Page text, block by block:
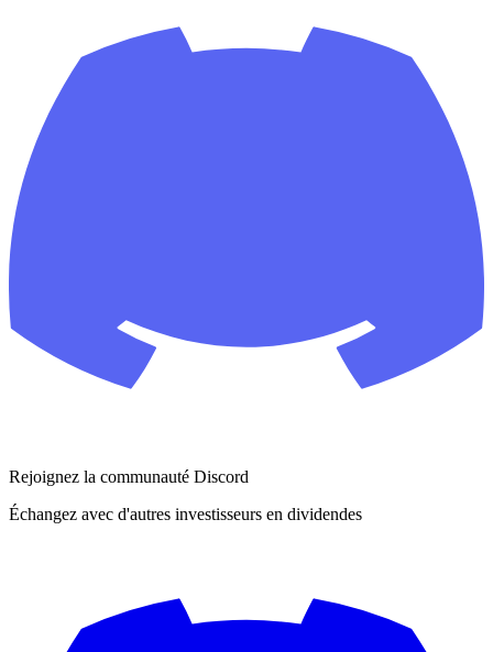
Rejoignez la communauté Discord
Échangez avec d'autres investisseurs en dividendes